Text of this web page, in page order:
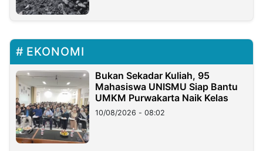
EKONOMI
Bukan Sekadar Kuliah, 95
Mahasiswa UNISMU Siap Bantu
UMKM Purwakarta Naik Kelas
10/08/2026 - 08:02